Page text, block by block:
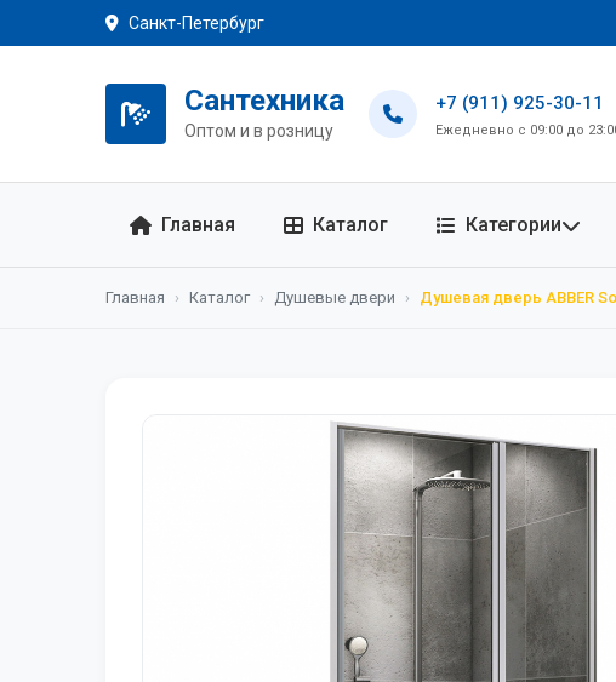
Санкт-Петербург
Сантехника
Оптом и в розницу
+7 (911) 925-30-11
Ежедневно с 09:00 до
Главная Каталог Категории
Главная › Каталог › Душевые двери › Душевая дверь ABBER